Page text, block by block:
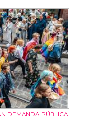
DEMANDA PÚBLICA